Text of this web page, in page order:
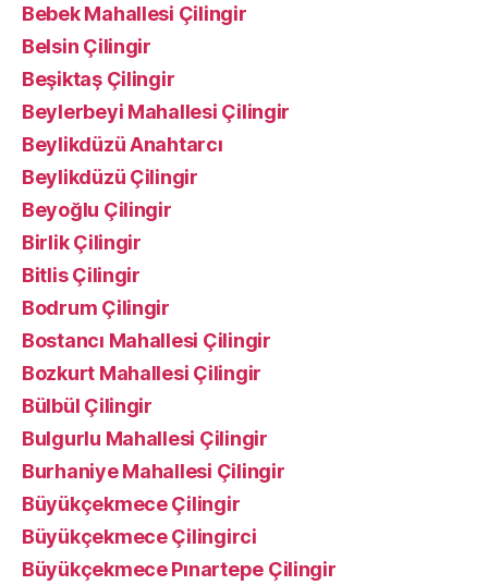
Bebek Mahallesi Çilingir
Belsin Çilingir
Beşiktaş Çilingir
Beylerbeyi Mahallesi Çilingir
Beylikdüzü Anahtarcı
Beylikdüzü Çilingir
Beyoğlu Çilingir
Birlik Çilingir
Bitlis Çilingir
Bodrum Çilingir
Bostancı Mahallesi Çilingir
Bozkurt Mahallesi Çilingir
Bülbül Çilingir
Bulgurlu Mahallesi Çilingir
Burhaniye Mahallesi Çilingir
Büyükçekmece Çilingir
Büyükçekmece Çilingirci
Büyükçekmece Pınartepe Çilingir